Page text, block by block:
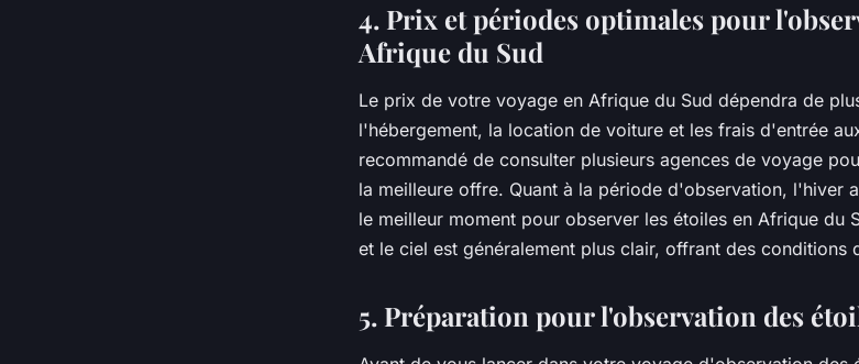
4. Prix et périodes optimales pour
Afrique du Sud
Le prix de votre voyage en Afrique du Sud dépendra de
l'hébergement, la location de voiture et les frais d'entrée
recommandé de consulter plusieurs agences de voyage
la meilleure offre. Quant à la période d'observation, l'hiver
le meilleur moment pour observer les étoiles en Afrique du
et le ciel est généralement plus clair, offrant des conditions
5. Préparation pour l'observation des